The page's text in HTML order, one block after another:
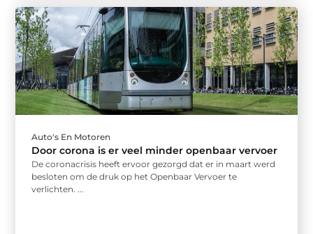
Auto's En Motoren
Door corona is er veel minder openbaar vervoer
De coronacrisis heeft ervoor gezorgd dat er in maart werd
besloten om de druk op het Openbaar Vervoer te
verlichten. ...